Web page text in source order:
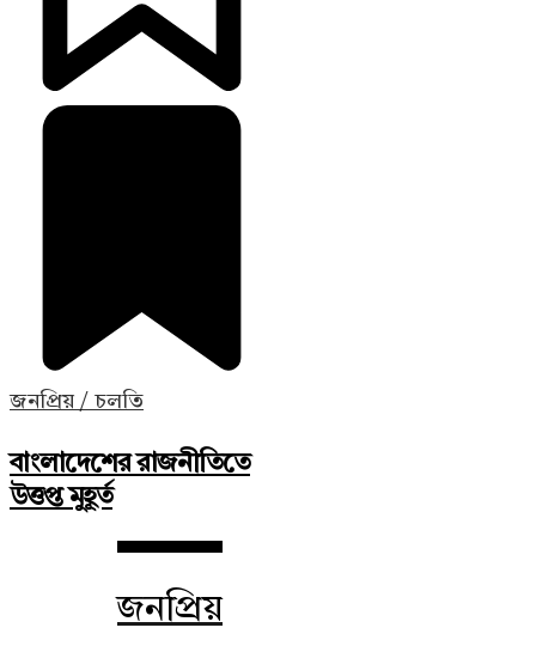
জনপ্রিয় / চলতি
বাংলাদেশের রাজনীতিতে
উত্তপ্ত মুহূর্ত
জনপ্রিয়